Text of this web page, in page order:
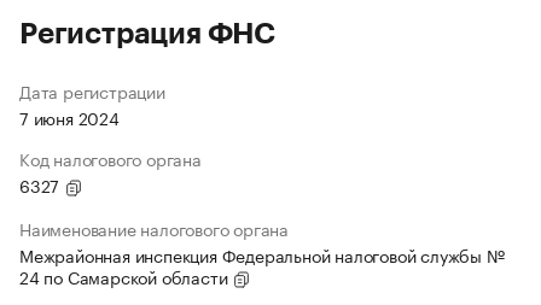
Регистрация ФНС
Дата регистрации
7 июня 2024
Код налогового органа
6327
Наименование налогового органа
Межрайонная инспекция Федеральной налоговой службы №
24 по Самарской области